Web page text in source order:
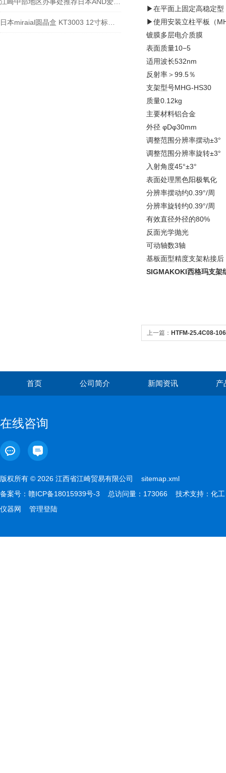
▶在平面上固定高稳定型
▶使用安装立柱平板（
镀膜多层电介质膜
表面质量10−5
适用波长532nm
反射率＞99.5％
支架型号MHG-HS30
质量0.12kg
主要材料铝合金
外径 φDφ30mm
调整范围分辨率摆动±3°
调整范围分辨率旋转±3°
入射角度45°±3°
表面处理黑色阳极氧化
分辨率摆动约0.39°/周
分辨率旋转约0.39°/周
有效直径外径的80%
反面光学抛光
可动轴数3轴
基板面型精度支架粘接
SIGMAKOKI西格玛支架
上一篇： HTFM-25.4C08-
首页 公司简介 新闻资讯 产
在线咨询
版权所有 © 2026 江西省江崎贸易有限公司 sitemap.xml
备案号： 赣ICP备18015939号-3 总访问量：173066 技术支持： 化工
仪器网
管理登陆